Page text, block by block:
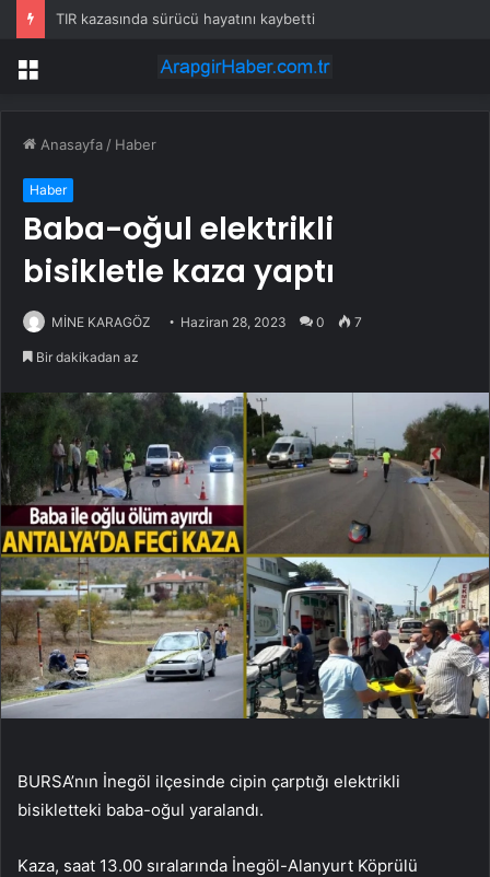
TIR kazasında sürücü hayatını kaybetti
Menü
Anasayfa / Haber
Haber
Baba-oğul elektrikli
bisikletle kaza yaptı
MİNE KARAGÖZ Haziran 28, 2023 0 7
Bir dakikadan az
BURSA’nın İnegöl ilçesinde cipin çarptığı elektrikli
bisikletteki baba-oğul yaralandı.
Kaza, saat 13.00 sıralarında İnegöl-Alanyurt Köprülü